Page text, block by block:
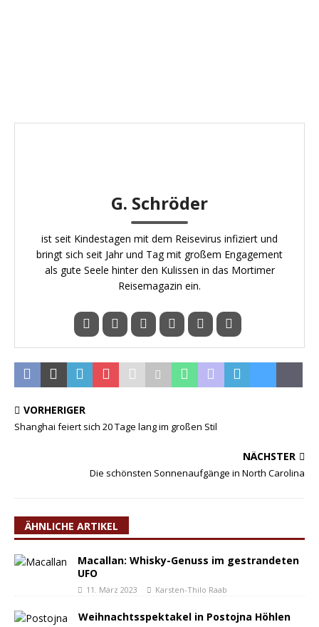
G. Schröder
ist seit Kindestagen mit dem Reisevirus infiziert und
bringt sich seit Jahr und Tag mit großem Engagement
als gute Seele hinter den Kulissen in das Mortimer
Reisemagazin ein.
VORHERIGER
Shanghai feiert sich 20 Tage lang im großen Stil
NÄCHSTER
Die schönsten Sonnenaufgänge in North Carolina
ÄHNLICHE ARTIKEL
Macallan: Whisky-Genuss im gestrandeten
UFO
11. März 2023 Karsten-Thilo Raab
Weihnachtsspektakel in Postojna Höhlen